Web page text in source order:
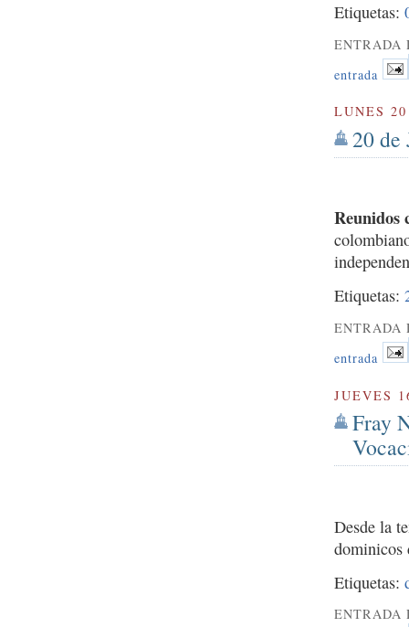
Etiquetas:
ENTRADA
entrada
LUNES
20 de
Reunidos
Etiquetas:
ENTRADA
entrada
JUEVES
Fray
Desde la
dominicos
Etiquetas:
ENTRADA